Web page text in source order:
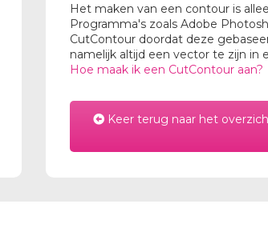
Het maken van een contour is
Programma's zoals Adobe
CutContour doordat deze
namelijk altijd een vector te zijn in
Hoe maak ik een CutContour aan?
Keer terug naar het